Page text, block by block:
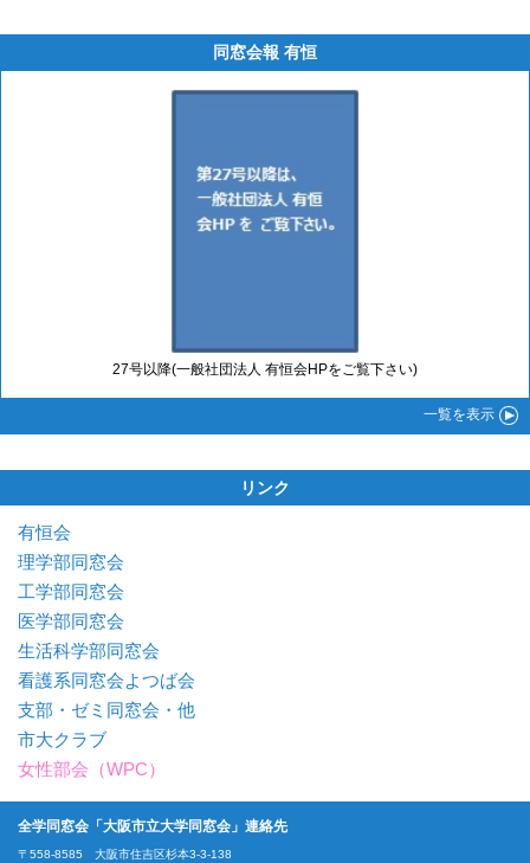
同窓会報 有恒
27号以降(一般社団法人 有恒会HPをご覧下さい)
一覧を表示
リンク
有恒会
理学部同窓会
工学部同窓会
医学部同窓会
生活科学部同窓会
看護系同窓会よつば会
支部・ゼミ同窓会・他
市大クラブ
女性部会（WPC）
全学同窓会「大阪市立大学同窓会」連絡先
〒558-8585 大阪市住吉区杉本3-3-138